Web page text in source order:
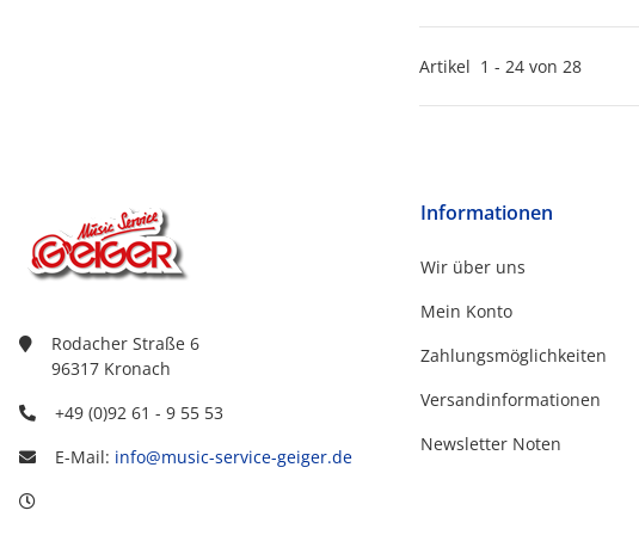
Artikel 1 - 24 von 28
Rodacher Straße 6
96317 Kronach
+49 (0)92 61 - 9 55 53
E-Mail: info@music-service-geiger.de
Informationen
Wir über uns
Mein Konto
Zahlungsmöglichkeiten
Versandinformationen
Newsletter Noten